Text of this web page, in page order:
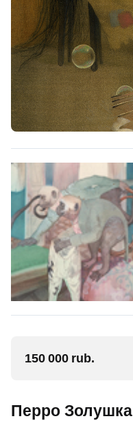
150 000 rub.
Перро Золушка